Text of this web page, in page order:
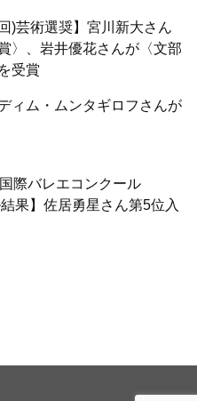
)芸術選奨】宮川新大さん
〉、岩井優花さんが〈文部
受賞
ィム・ムンタギロフさんが
際バレエコンクール
果】佐居勇星さん第5位入